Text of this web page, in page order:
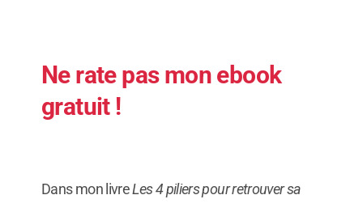
Ne rate pas mon ebook
gratuit !
Dans mon livreLes 4 piliers pour retrouver sa